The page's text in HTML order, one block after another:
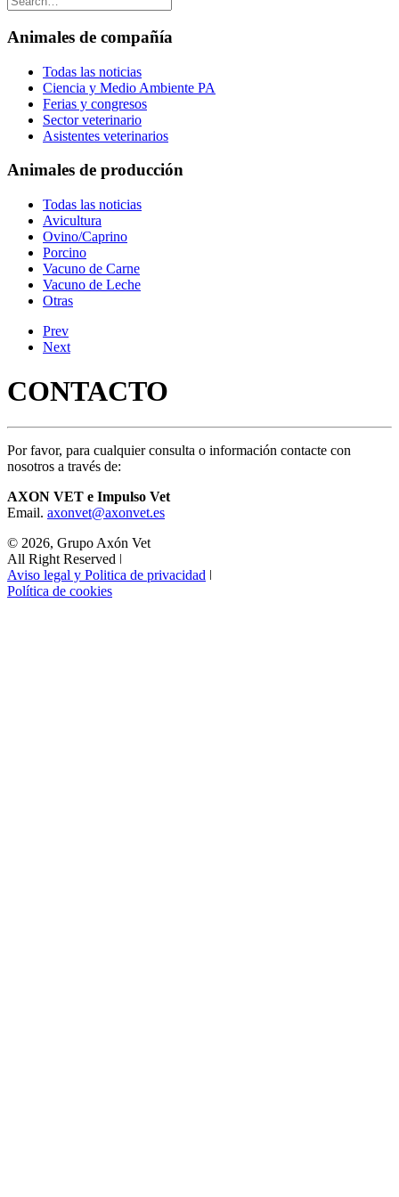
Animales de compañía
Todas las noticias
Ciencia y Medio Ambiente PA
Ferias y congresos
Sector veterinario
Asistentes veterinarios
Animales de producción
Todas las noticias
Avicultura
Ovino/Caprino
Porcino
Vacuno de Carne
Vacuno de Leche
Otras
Prev
Next
CONTACTO
Por favor, para cualquier consulta o información contacte con
nosotros a través de:
AXON VET e Impulso Vet
Email. axonvet@axonvet.es
© 2026, Grupo Axón Vet
All Right Reserved ǀ
Aviso legal y Politica de privacidad ǀ
Política de cookies